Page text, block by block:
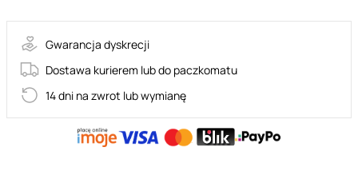
Gwarancja dyskrecji
Dostawa kurierem lub do paczkomatu
14 dni na zwrot lub wymianę